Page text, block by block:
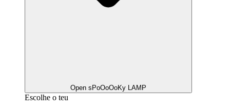
Open sPoOoOoKy LAMP
Escolhe o teu